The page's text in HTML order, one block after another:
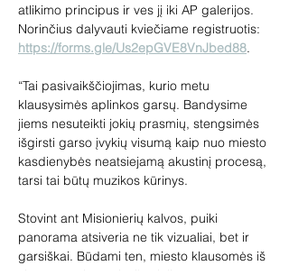
atlikimo principus ir ves jį iki AP galerijos.
Norinčius dalyvauti kviečiame registruotis:
https://forms.gle/Us2epGVE8VnJbed88.
“Tai pasivaikščiojimas, kurio metu
klausysimės aplinkos garsų. Bandysime
jiems nesuteikti jokių prasmių, stengsimės
išgirsti garso įvykių visumą kaip nuo miesto
kasdienybės neatsiejamą akustinį procesą,
tarsi tai būtų muzikos kūrinys.
Stovint ant Misionierių kalvos, puiki
panorama atsiveria ne tik vizualiai, bet ir
garsiškai. Būdami ten, miesto klausomės iš